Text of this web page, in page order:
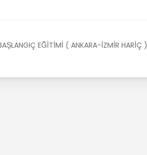
EĞİTİMİ ( ANKARA-İZMİR HARİÇ )